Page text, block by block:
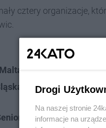
cztery organizacje,
- Maltańska
wspólnie z
Pożarnictwa
Drogi
Na naszej stronie
informacje na